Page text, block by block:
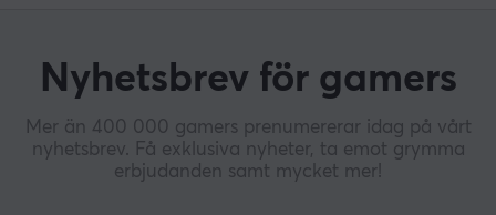
Nyhetsbrev för gamers
Mer än 400 000 gamers prenumererar idag på vårt
nyhetsbrev. Få exklusiva nyheter, ta emot grymma
erbjudanden samt mycket mer!